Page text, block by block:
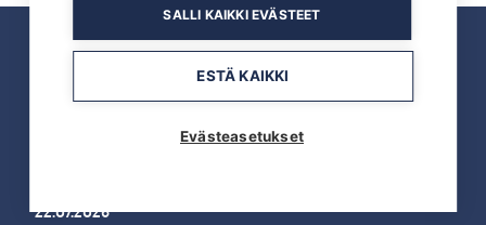
22.07.2026
SALLI KAIKKI EVÄSTEET
ESTÄ KAIKKI
Evästeasetukset